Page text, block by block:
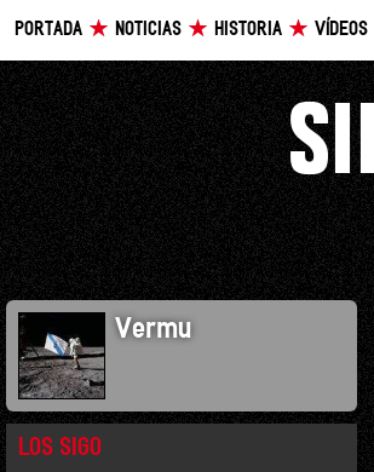
PORTADA NOTICIAS HISTORIA VÍDEOS
Vermu
LOS SIGO